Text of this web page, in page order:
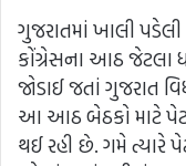
ગુજરાતમાં ખાલી
કોંગ્રેસના આઠ જેટલા
જોડાઈ જતાં ગુજરાત
આ આઠ બેઠકો માટે
થઈ રહી છે. ગમે ત્યારે